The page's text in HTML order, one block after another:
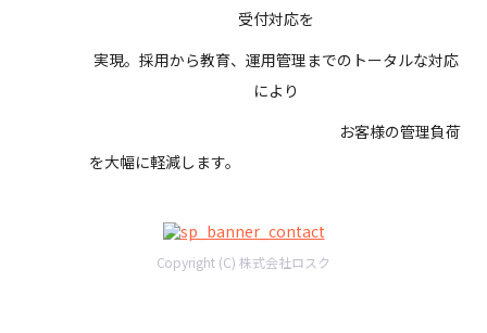
受付対応を
実現。採用から教育、運用管理までのトータルな対応
により
お客様の管理負荷
を大幅に軽減します。
Copyright (C) 株式会社ロスク